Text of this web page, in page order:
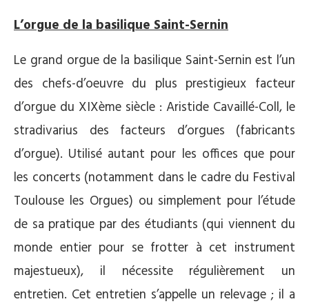
L’orgue de la basilique Saint-Sernin
Le grand orgue de la basilique Saint-Sernin est l’un
des chefs-d’oeuvre du plus prestigieux facteur
d’orgue du XIXème siècle : Aristide Cavaillé-Coll, le
stradivarius des facteurs d’orgues (fabricants
d’orgue). Utilisé autant pour les offices que pour
les concerts (notamment dans le cadre du Festival
Toulouse les Orgues) ou simplement pour l’étude
de sa pratique par des étudiants (qui viennent du
monde entier pour se frotter à cet instrument
majestueux), il nécessite régulièrement un
entretien. Cet entretien s’appelle un relevage ; il a